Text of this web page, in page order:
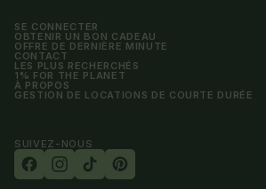
SE CONNECTER
OBTENIR UN BON CADEAU
OFFRE DE DERNIÈRE MINUTE
CONTACT
LES PLUS RECHERCHÉS
1% FOR THE PLANET
À PROPOS
GESTION DE LOCATIONS DE COURTE DURÉE
SUIVEZ-NOUS